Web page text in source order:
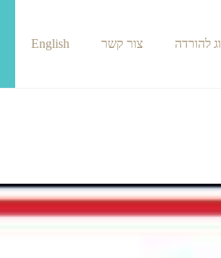
להורדה צור קשר English